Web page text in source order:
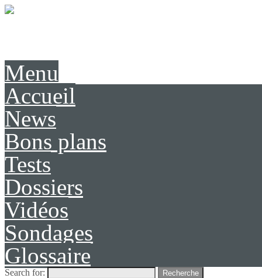
Menu
Accueil
News
Bons plans
Tests
Dossiers
Vidéos
Sondages
Glossaire
Search for: Recherche